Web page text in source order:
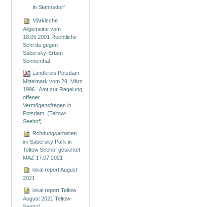
in Stahnsdorf
Märkische
Allgemeine vom
18.05.2001 Rechtliche
Schritte gegen
Sabersky-Erben
Sonnenthal
Landkreis Potsdam
Mittelmark vom 29. März
1996 , Amt zur Regelung
offener
Vermögensfragen in
Potsdam. (Teltow-
Seehof)
Rohdungsarbeiten
im Sabersky Park in
Teltow Seehof gesichtet
MAZ 17.07.2021 .
lokal.report August
2021
lokal.report Teltow
August 2021 Teltow-